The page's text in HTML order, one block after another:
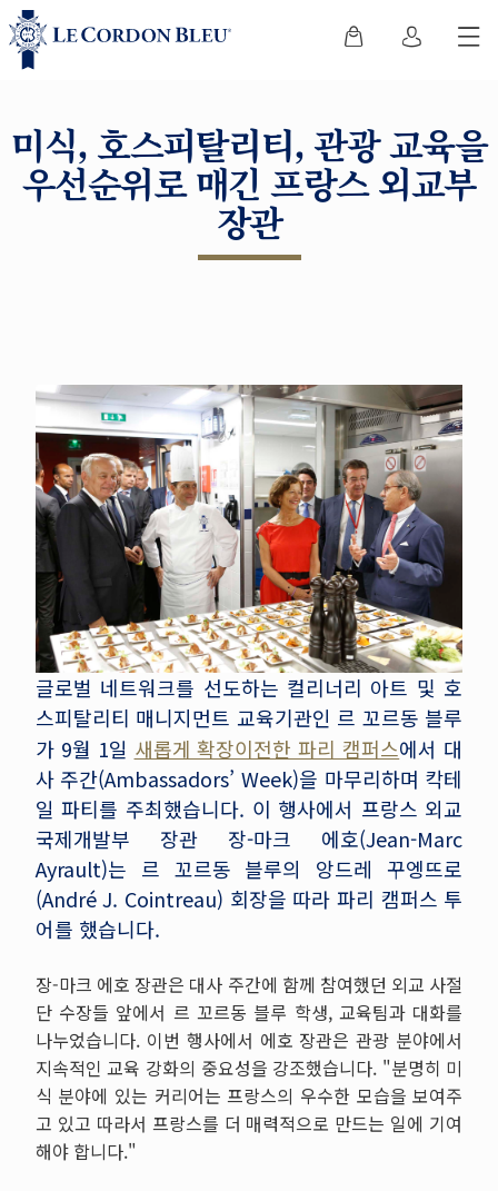
미식, 호스피탈리티, 관광 교육을
우선순위로 매긴 프랑스 외교부
장관
글로벌 네트워크를 선도하는 컬리너리 아트 및 호
스피탈리티 매니지먼트 교육기관인 르 꼬르동 블루
가 9월 1일 새롭게 확장이전한 파리 캠퍼스에서 대
사 주간(Ambassadors’ Week)을 마무리하며 칵테
일 파티를 주최했습니다. 이 행사에서 프랑스 외교
국제개발부 장관 장-마크 에호(Jean-Marc
Ayrault)는 르 꼬르동 블루의 앙드레 꾸엥뜨로
(André J. Cointreau) 회장을 따라 파리 캠퍼스 투
어를 했습니다.
장-마크 에호 장관은 대사 주간에 함께 참여했던 외교 사절
단 수장들 앞에서 르 꼬르동 블루 학생, 교육팀과 대화를
나누었습니다. 이번 행사에서 에호 장관은 관광 분야에서
지속적인 교육 강화의 중요성을 강조했습니다. "분명히 미
식 분야에 있는 커리어는 프랑스의 우수한 모습을 보여주
고 있고 따라서 프랑스를 더 매력적으로 만드는 일에 기여
해야 합니다."